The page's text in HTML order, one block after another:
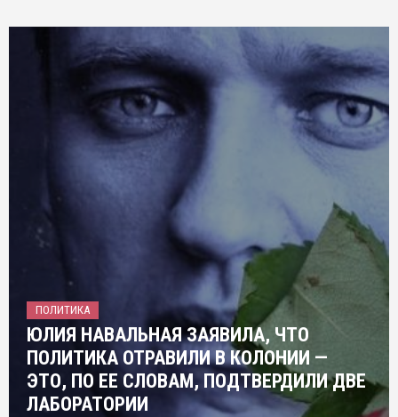
ПОЛИТИКА
ЮЛИЯ НАВАЛЬНАЯ ЗАЯВИЛА, ЧТО
ПОЛИТИКА ОТРАВИЛИ В КОЛОНИИ —
ЭТО, ПО ЕЕ СЛОВАМ, ПОДТВЕРДИЛИ ДВЕ
ЛАБОРАТОРИИ